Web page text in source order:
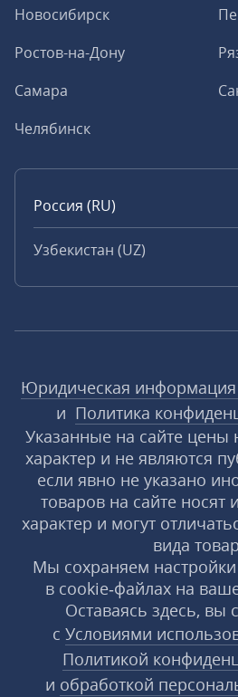
Новосибирск
Ростов-на-Дону
Самара
Челябинск
Россия (RU)
Узбекистан (UZ)
Юридическая информация
и Политика
Указанные на сайте цены
характер и не являются
если явно не указано
товаров на сайте носят
характер и могут
вида
Мы сохраняем
в cookie‑файлах на
Оставаясь здесь, вы
с Условиями
Политикой
и обработкой